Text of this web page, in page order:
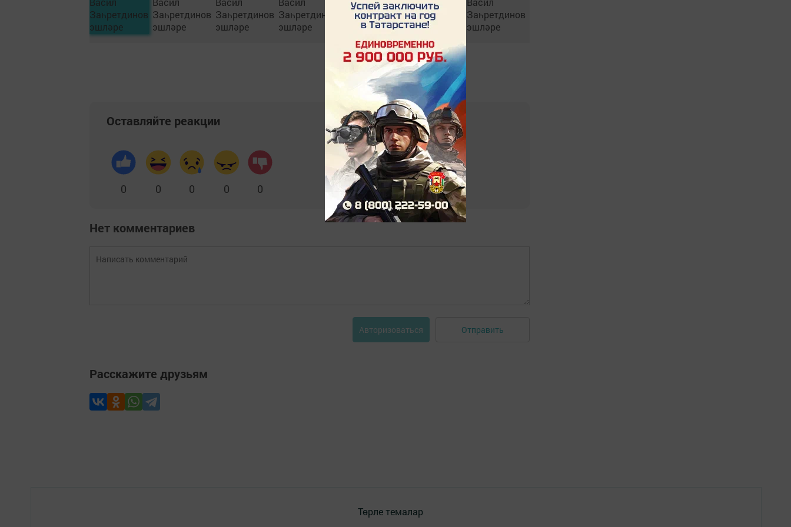
Оставляйте реакции
0 0 0 0 0
Нет комментариев
Авторизоваться Отправить
Расскажите друзьям
Төрле темалар